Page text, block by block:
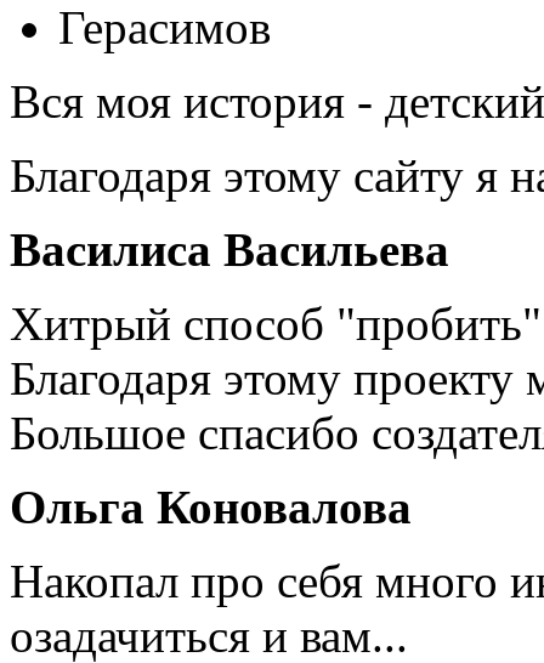
Герасимов
Вся моя история -
Благодаря этому сайту я
Василиса Васильева
Хитрый способ
Благодаря этому
Большое спасибо
Ольга Коновалова
Накопал про себя много
озадачиться и вам...